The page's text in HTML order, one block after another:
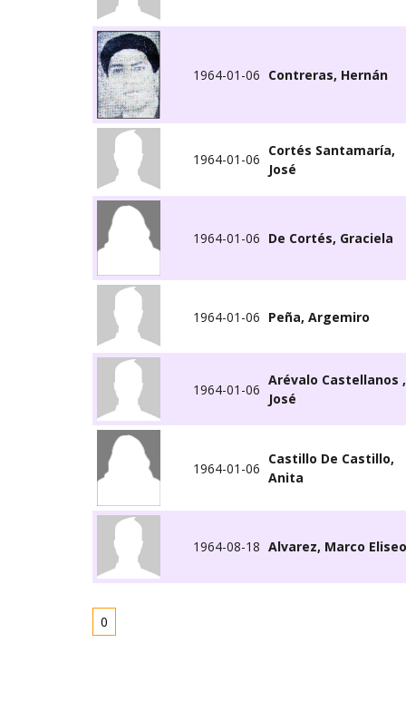
1964-01-06 Contreras, Hernán
1964-01-06
Cortés Santamaría,
José
1964-01-06 De Cortés, Graciela
1964-01-06 Peña, Argemiro
1964-01-06
Arévalo Castellanos ,
José
1964-01-06
Castillo De Castillo,
Anita
1964-08-18 Alvarez, Marco Eliseo
0